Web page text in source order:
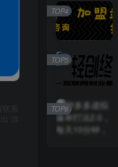
系
涉
TOP4
TOP5
TOP6